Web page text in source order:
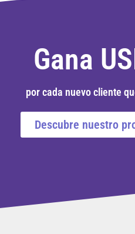
Gana
por cada nuevo cliente
Descubre nuestro